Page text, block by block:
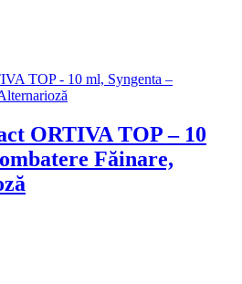
ORTIVA TOP – 10
Făinare,